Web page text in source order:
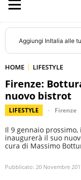
Aggiungi InItalia alle
HOME LIFESTYLE
Firenze:
nuovo bistrot
LIFESTYLE Firenze
Il 9 gennaio prossimo,
inaugurerà il suo
cura di Massimo
Pubblicato: 20 Novembre